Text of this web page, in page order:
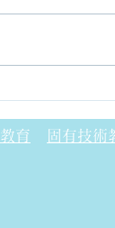
人と
育 固有技術